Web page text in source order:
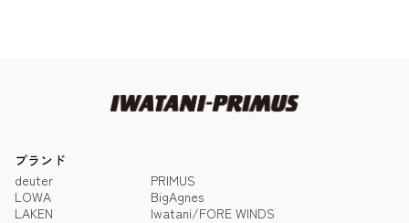
ブランド
deuter
LOWA
LAKEN
PRIMUS
BigAgnes
Iwatani/FORE WINDS